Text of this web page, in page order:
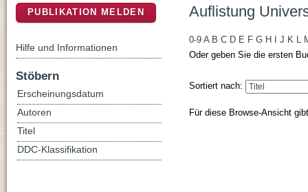
Auflistung
0-9 A B C D E F G H J K L
Oder geben Sie die ersten
Sortiert nach:
Für diese Browse-Ansicht
PUBLIKATION MELDEN
Hilfe und Informationen
Stöbern
Erscheinungsdatum
Autoren
Titel
DDC-Klassifikation